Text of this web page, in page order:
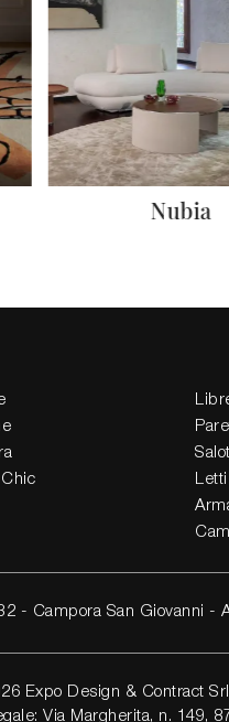
Nubia
Letti
- Campora San Giovanni -
Expo Design & Contract
Via Margherita, n. 149,